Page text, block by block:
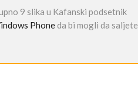
9 slika u Kafanski podsetnik
Phoneda bi mogli da saljete